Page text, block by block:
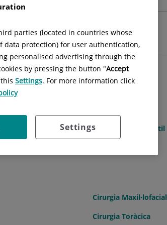
Àrea Maternoinfantil
Cirurgia Maxil·lofacial
Cirurgia Toràcica
parties (located in countries whose
data protection) for user authentication,
personalised advertising through the
by pressing the button "Accept
Settings. For more information click
Settings